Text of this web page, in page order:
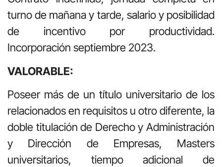
turno de mañana y tarde, salario y posibilidad
de incentivo por productividad.
Incorporación septiembre 2023.
VALORABLE:
Poseer más de un título universitario de los
relacionados en requisitos u otro diferente, la
doble titulación de Derecho y Administración
y Dirección de Empresas, Masters
universitarios, tiempo adicional de